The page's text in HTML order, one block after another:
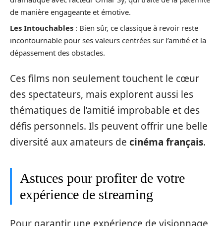
de manière engageante et émotive.
Les Intouchables : Bien sûr, ce classique à revoir reste
incontournable pour ses valeurs centrées sur l’amitié et la
dépassement des obstacles.
Ces films non seulement touchent le cœur
des spectateurs, mais explorent aussi les
thématiques de l’amitié improbable et des
défis personnels. Ils peuvent offrir une belle
diversité aux amateurs de cinéma français.
Astuces pour profiter de votre
expérience de streaming